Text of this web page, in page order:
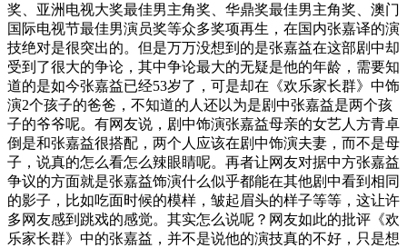
奖、亚洲电视大奖最佳男主角奖、华鼎奖最佳男主角奖、澳门
国际电视节最佳男演员奖等众多奖项再生，在国内张嘉译的演
技绝对是很突出的。但是万万没想到的是张嘉益在这部剧中却
受到了很大的争论，其中争论最大的无疑是他的年龄，需要知
道的是如今张嘉益已经53岁了，可是却在《欢乐家长群》中饰
演2个孩子的爸爸，不知道的人还以为是剧中张嘉益是两个孩
子的爷爷呢。有网友说，剧中饰演张嘉益母亲的女艺人方青卓
倒是和张嘉益很搭配，两个人应该在剧中饰演夫妻，而不是母
子，说真的怎么看怎么辣眼睛呢。再者让网友对据中方张嘉益
争议的方面就是张嘉益饰演什么似乎都能在其他剧中看到相同
的影子，比如吃面时候的模样，皱起眉头的样子等等，这让许
多网友感到跳戏的感觉。其实怎么说呢？网友如此的批评《欢
乐家长群》中的张嘉益，并不是说他的演技真的不好，只是想